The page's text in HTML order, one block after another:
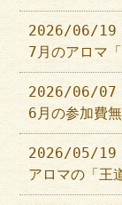
2026/06/19
7月のアロマ
2026/06/07
6月の参加費
2026/05/19
アロマの「王